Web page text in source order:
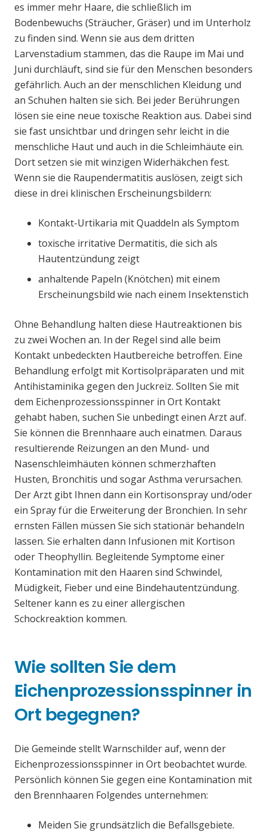
es immer mehr Haare, die schließlich im
Bodenbewuchs (Sträucher, Gräser) und im Unterholz
zu finden sind. Wenn sie aus dem dritten
Larvenstadium stammen, das die Raupe im Mai und
Juni durchläuft, sind sie für den Menschen besonders
gefährlich. Auch an der menschlichen Kleidung und
an Schuhen halten sie sich. Bei jeder Berührungen
lösen sie eine neue toxische Reaktion aus. Dabei sind
sie fast unsichtbar und dringen sehr leicht in die
menschliche Haut und auch in die Schleimhäute ein.
Dort setzen sie mit winzigen Widerhäkchen fest.
Wenn sie die Raupendermatitis auslösen, zeigt sich
diese in drei klinischen Erscheinungsbildern:
Kontakt-Urtikaria mit Quaddeln als Symptom
toxische irritative Dermatitis, die sich als
Hautentzündung zeigt
anhaltende Papeln (Knötchen) mit einem
Erscheinungsbild wie nach einem Insektenstich
Ohne Behandlung halten diese Hautreaktionen bis
zu zwei Wochen an. In der Regel sind alle beim
Kontakt unbedeckten Hautbereiche betroffen. Eine
Behandlung erfolgt mit Kortisolpräparaten und mit
Antihistaminika gegen den Juckreiz. Sollten Sie mit
dem Eichenprozessionsspinner in Ort Kontakt
gehabt haben, suchen Sie unbedingt einen Arzt auf.
Sie können die Brennhaare auch einatmen. Daraus
resultierende Reizungen an den Mund- und
Nasenschleimhäuten können schmerzhaften
Husten, Bronchitis und sogar Asthma verursachen.
Der Arzt gibt Ihnen dann ein Kortisonspray und/oder
ein Spray für die Erweiterung der Bronchien. In sehr
ernsten Fällen müssen Sie sich stationär behandeln
lassen. Sie erhalten dann Infusionen mit Kortison
oder Theophyllin. Begleitende Symptome einer
Kontamination mit den Haaren sind Schwindel,
Müdigkeit, Fieber und eine Bindehautentzündung.
Seltener kann es zu einer allergischen
Schockreaktion kommen.
Wie sollten Sie dem
Eichenprozessionsspinner in
Ort begegnen?
Die Gemeinde stellt Warnschilder auf, wenn der
Eichenprozessionsspinner in Ort beobachtet wurde.
Persönlich können Sie gegen eine Kontamination mit
den Brennhaaren Folgendes unternehmen:
Meiden Sie grundsätzlich die Befallsgebiete.